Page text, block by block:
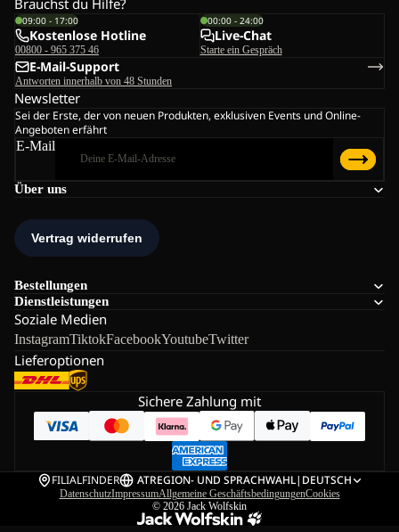
Über uns
Bestellungen
Dienstleistungen
Soziale Medien
InstagramTiktokFacebookYoutubeTwitter
Lieferoptionen
Brauchst du Hilfe?
09:00 - 17:00
Kostenlose Hotline
00800 - 965 375 46
00:00 - 24:00
Live-Chat
Starte ein Gespräch
E-Mail-Support
Antworten innerhalb von 48 Stunden
Newsletter
Sei der Erste, der von neuen Produkten, exklusiven Events und Online-
Angeboten erfährt
E-Mail
Sichere Zahlung mit
FILIALFINDER ATREGION- UND SPRACHWAHL| DEUTSCH
DatenschutzImpressumAllgemeine GeschäftsbedingungenCookies
© 2026 Jack Wolfskin